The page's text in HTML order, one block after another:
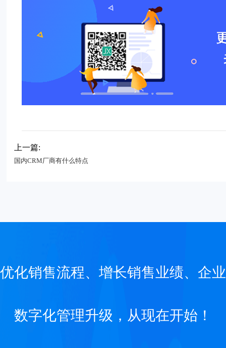
上一篇:
国内CRM厂商有什么特点
优化销售流程、增长销售业绩、企业
数字化管理升级，从现在开始！